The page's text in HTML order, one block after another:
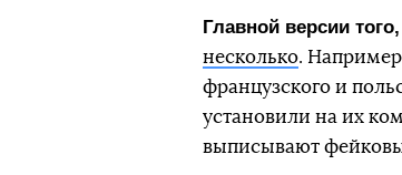
Главной версии
несколько.
французского и
установили на их
выписывают